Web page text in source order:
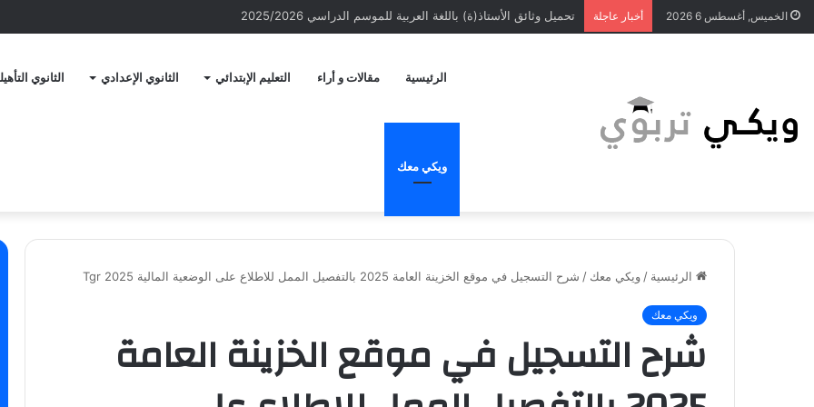
الخميس, أغسطس 6 2026 أخبار عاجلة تحميل وثائق الأستاذ(ة) باللغة العربية للموسم الدراسي 2025/2026
الرئيسية مقالات و أراء التعليم الإبتدائي الثانوي الإعدادي الثانوي
ويكي معك
الرئيسية / ويكي معك / شرح التسجيل في موقع الخزينة العامة 2025 بالتفصيل الممل للاطلاع على الوضعية المالية Tgr 2025
ويكي معك
شرح التسجيل في موقع الخزينة العامة